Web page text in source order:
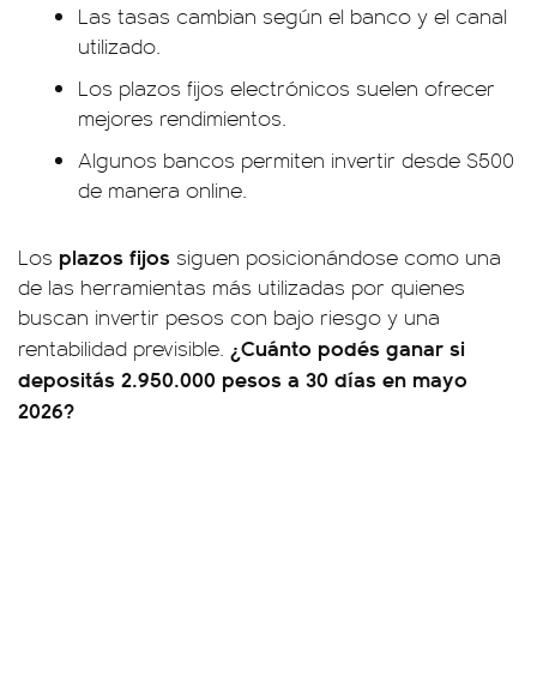
Las tasas cambian según el banco y el canal
utilizado.
Los plazos fijos electrónicos suelen ofrecer
mejores rendimientos.
Algunos bancos permiten invertir desde $500
de manera online.
Los plazos fijos siguen posicionándose como una
de las herramientas más utilizadas por quienes
buscan invertir pesos con bajo riesgo y una
rentabilidad previsible. ¿Cuánto podés ganar si
depositás 2.950.000 pesos a 30 días en mayo
2026?